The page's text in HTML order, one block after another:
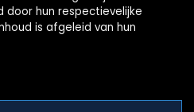
door hun respectievelijke
is afgeleid van hun